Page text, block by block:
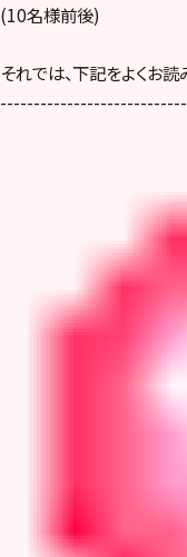
(10名様前後)
それでは、下記をよくお